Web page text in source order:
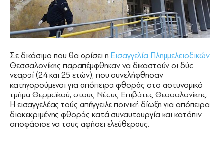
Σε δικάσιμο που θα ορίσει η Εισαγγελία Πλημμελειοδικών
Θεσσαλονίκης παραπέμφθηκαν να δικαστούν οι δύο
νεαροί (24 και 25 ετών), που συνελήφθησαν
κατηγορούμενοι για απόπειρα φθοράς στο αστυνομικό
τμήμα Θερμαϊκού, στους Νέους Επιβάτες Θεσσαλονίκης.
Η εισαγγελέας τούς απήγγειλε ποινική δίωξη για απόπειρα
διακεκριμένης φθοράς κατά συναυτουργία και κατόπιν
αποφάσισε να τους αφήσει ελεύθερους.